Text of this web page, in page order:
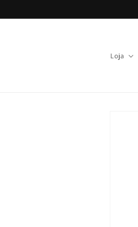
al contenido
Loja